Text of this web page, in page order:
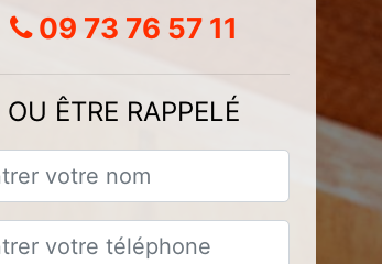
09 73 76 57 11
OU ÊTRE RAPPELÉ